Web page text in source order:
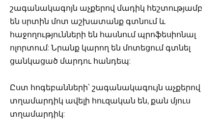
շագանակագոյն աչքերով մադիկ հեշտությամբ
են սրտին մոտ աշխատանք գտնում և
հաջողությունների են հասնում պրոֆեսիոնալ
ոլորտում: Նրանք կարող են մոտեցում գտնել
ցանկացած մարդու հանդեպ:
Ըստ հոգեբանների՝ շագանակագույն աչքերով
տղամարդիկ ավելի հուզական են, քան մյուս
տղամարդիկ: